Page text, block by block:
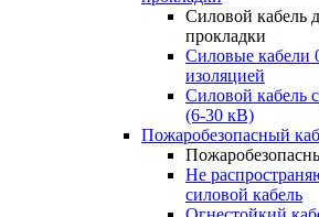
Силовой кабель
прокладки
Силовые
изоляцией
Силовой кабель
(6-30 кВ)
Пожаробезопасный
Не
силовой кабель